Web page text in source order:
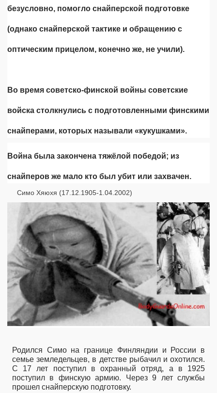
безусловно, помогло снайперской подготовке
(однако снайперской тактике и обращению с
оптическим прицелом, конечно же, не учили).
Во время советско-финской войны советские
войска столкнулись с подготовленными финскими
снайперами, которых называли «кукушками».
Война была закончена тяжёлой победой; из
снайперов же мало кто был убит или захвачен.
Симо Хяюхя (17.12.1905-1.04.2002)
Родился Симо на границе Финляндии и России в
семье земледельцев, в детстве рыбачил и охотился.
С 17 лет поступил в охранный отряд, а в 1925
поступил в финскую армию. Через 9 лет службы
прошел снайперскую подготовку.